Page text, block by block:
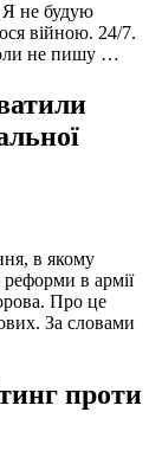
Я не будую
війною. 24/7.
не пишу …
в якому
в армії
Про це
За словами
проти